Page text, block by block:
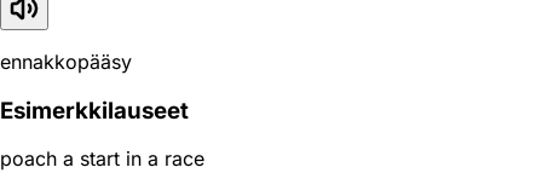
ennakkopääsy
Esimerkkilauseet
poach a start in a race